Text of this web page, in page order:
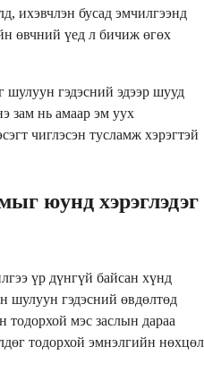
ихэвчлэн бусад эмчилгээнд
өвчний үед л бичиж өгөх
гэдэсний эдээр шууд
зам нь амаар эм уух
чиглэсэн тусламж хэрэгтэй
юунд хэрэглэдэг
үр дүнгүй байсан хүнд
шулуун гэдэсний өвдөлтөд
тодорхой мэс заслын дараа
тодорхой эмнэлгийн нөхцөл